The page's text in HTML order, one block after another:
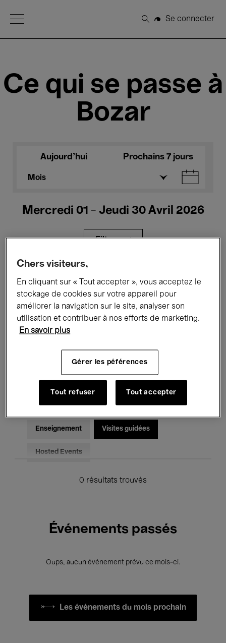
Open Menu
Rechercher
Se connecter
Ce qui se passe à
Bozar
Aujourd'hui Prochains 7 jours
Mois
Mercredi 01 - Jeudi 30 Avril 2026
Filtres
Expositions Films Performances
Rencontres & Débats Jazz
Musique électronique
Pour tous Kids’ Palace
Enseignement Visites guidées
Hosted Events
0 résultats trouvés
Événements passés
Oups, aucun événement prévu ce mois-ci.
Les événements du mois prochain
Chers visiteurs,
En cliquant sur « Tout accepter », vous acceptez le
stockage de cookies sur votre appareil pour
améliorer la navigation sur le site, analyser son
utilisation et contribuer à nos efforts de marketing.
En savoir plus
Gérer les péférences
Tout refuser Tout accepter